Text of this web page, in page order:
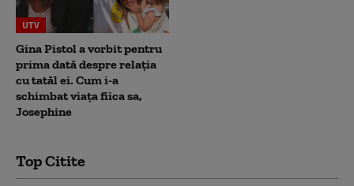
UTV
Gina Pistol a vorbit pentru
prima dată despre relația
cu tatăl ei. Cum i-a
schimbat viața fiica sa,
Josephine
Top Citite